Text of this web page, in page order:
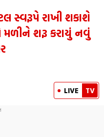
સ્વરૂપે રાખી શકાશે
મળીને શરૂ કરાયું નવું
LIVE TV